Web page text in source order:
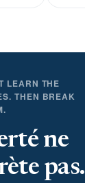
LEARN THE
THEN BREAK
ne
pas.